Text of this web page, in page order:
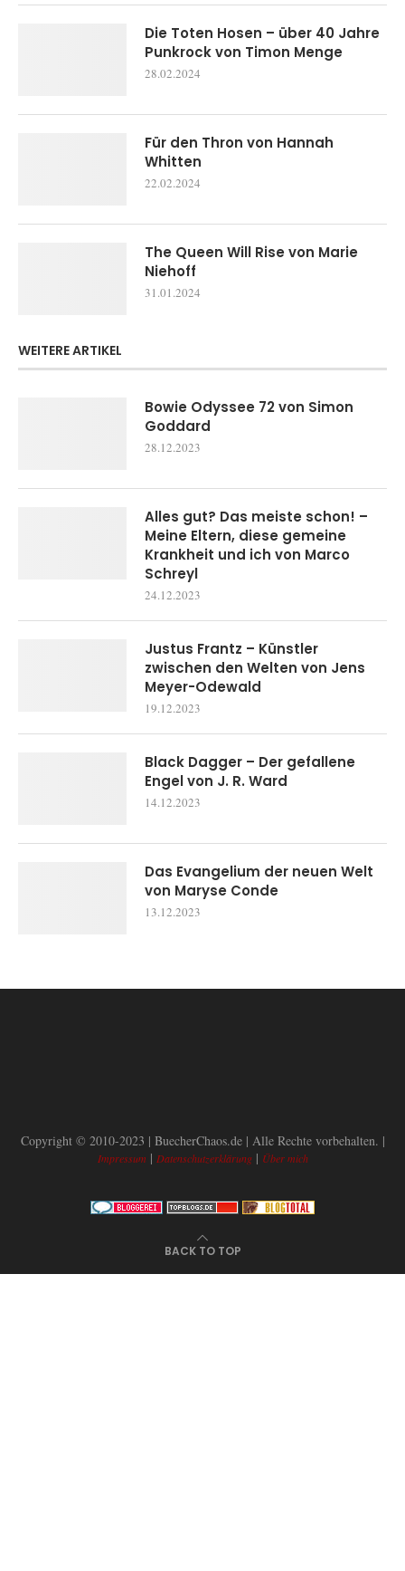
Die Toten Hosen – über 40 Jahre
Punkrock von Timon Menge
28.02.2024
Für den Thron von Hannah
Whitten
22.02.2024
The Queen Will Rise von Marie
Niehoff
31.01.2024
WEITERE ARTIKEL
Bowie Odyssee 72 von Simon
Goddard
28.12.2023
Alles gut? Das meiste schon! –
Meine Eltern, diese gemeine
Krankheit und ich von Marco
Schreyl
24.12.2023
Justus Frantz – Künstler
zwischen den Welten von Jens
Meyer-Odewald
19.12.2023
Black Dagger – Der gefallene
Engel von J. R. Ward
14.12.2023
Das Evangelium der neuen Welt
von Maryse Conde
13.12.2023
Copyright © 2010-2023 | BuecherChaos.de | Alle Rechte vorbehalten. |
Impressum | Datenschutzerklärung| Über mich
BACK TO TOP